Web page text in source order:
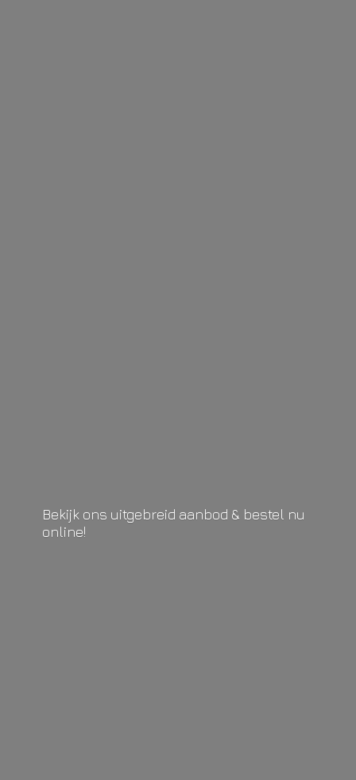
Bekijk ons uitgebreid aanbod & bestel nu
online!